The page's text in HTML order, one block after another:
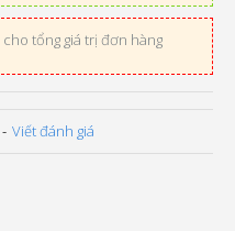
cho tổng giá trị đơn hàng
- Viết đánh giá